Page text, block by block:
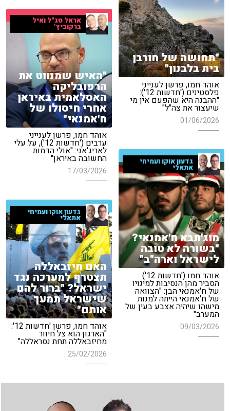
"תחושה של חורבן
בית בלבנון"
אוהד חמו, פרשן לענייני
פלסטינים ('חדשות 12'):
"ההבנה היא שהפעם אין מי
שיעצור את צה"ל"
01/06/2026
אראל סג"ל ואיל
ברקוביץ'
"האיש שמנווט את
הרפובליקה
האסלאמית באיראן
אחרי חיסולו של
ח'אמנאי"
אוהד חמו, פרשן לענייני
ערבים ('חדשות 12'), על עלי
לאריג'אני: "אולי הדמות
החשובה באיראן"
17/03/2026
גדעון אוקו ועמיחי
אתאלי
מוג'תבא ח'אמנאי?
"בשורה לא טובה
לישראל וארה"ב"
אוהד חמו ('חדשות 12')
הסביר מהן הנסיבות למינויו
של ח'אמנאי הבן: "הצוואה
של ח'אמנאי הייתה למנות
מישהו שיהיה אצבע בעין של
המערב"
09/03/2026
גדעון אוקו ועמיחי
אתאלי
האם חיזבאללה
תצטרף למערכה נגד
ישראל? "ברור להם
שישראל תמעך
אותם"
אוהד חמו, פרשן 'חדשות 12':
"הארגון הוא צל חיוור
מחיזבאללה תחת נסראללה"
25/02/2026